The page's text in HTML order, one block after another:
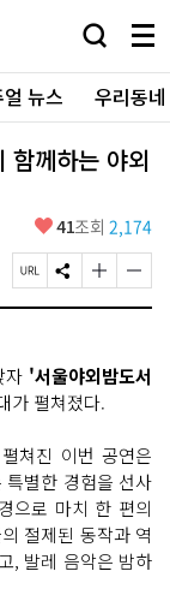
검
창
열
기
메
뉴
전
체
보
기
뉴스 우리동
께하는 야외
좋
요
41조회 2,174
페
이
R
L
복
S
N
유
하
기
글
자
크
게
변
하
기
글
자
작
게
하
기
자 '서울야외밤도서
가 펼쳐졌다.
쳐진 이번 공연은
별한 경험을 선사
으로 마치 한 편의
절제된 동작과 역
, 발레 음악은 밤하